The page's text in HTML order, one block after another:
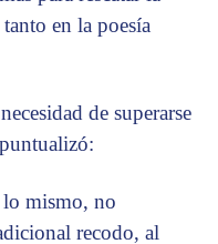
en la poesía
de superarse
lo mismo, no
recodo, al